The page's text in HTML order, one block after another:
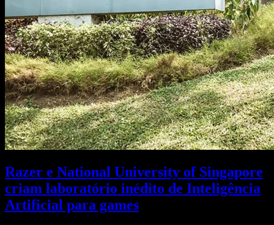
Razer e National University of Singapore
criam laboratório inédito de Inteligência
Artificial para games